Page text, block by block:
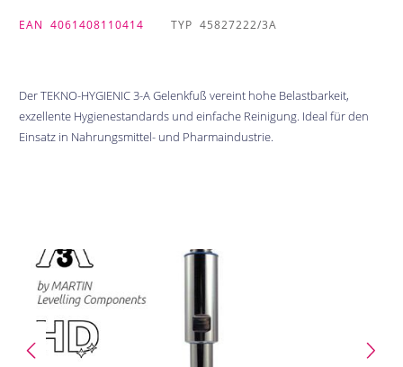
EAN 4061408110414 TYP 45827222/3A
Der TEKNO-HYGIENIC 3-A Gelenkfuß vereint hohe Belastbarkeit,
exzellente Hygienestandards und einfache Reinigung. Ideal für den
Einsatz in Nahrungsmittel- und Pharmaindustrie.
Bildergalerie überspringen